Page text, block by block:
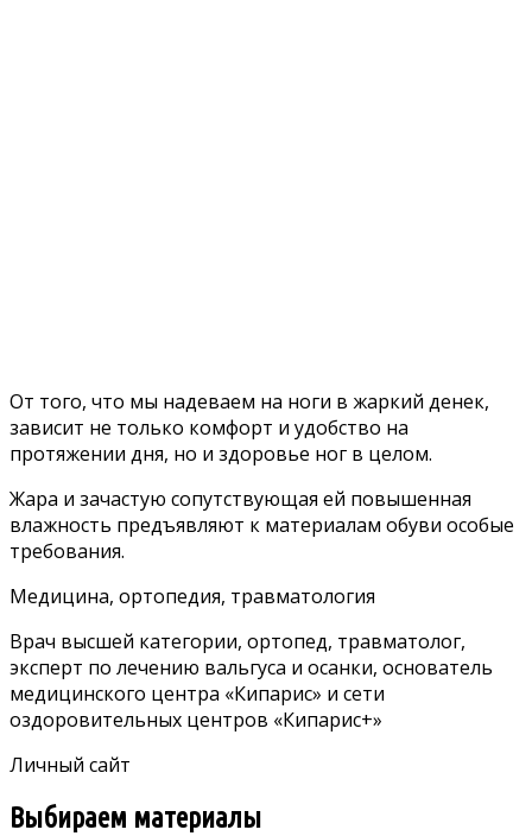
От того, что мы надеваем на ноги в жаркий денек,
зависит не только комфорт и удобство на
протяжении дня, но и здоровье ног в целом.
Жара и зачастую сопутствующая ей повышенная
влажность предъявляют к материалам обуви особые
требования.
Медицина, ортопедия, травматология
Врач высшей категории, ортопед, травматолог,
эксперт по лечению вальгуса и осанки, основатель
медицинского центра «Кипарис» и сети
оздоровительных центров «Кипарис+»
Личный сайт
Выбираем материалы